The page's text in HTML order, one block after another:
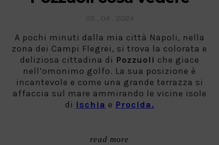
A pochi minuti dalla mia città Napoli, nella
zona dei Campi Flegrei, si trova la colorata e
deliziosa cittadina di Pozzuoli che giace
nell’omonimo golfo. La sua posizione è
incantevole e come una grande terrazza si
affaccia sul mare ammirando le vicine isole
di Ischia e Procida.
read more